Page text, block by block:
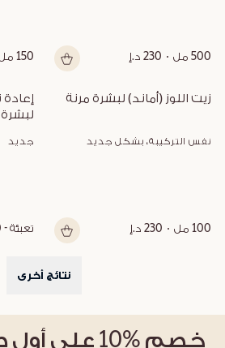
500 مل 230 د.إ 150 مل
زيت اللوز (أماند) لبشرة مرنة
نفس التركيبة، بشكل جديد
100 مل 230 د.إ
لبشرة
جديد
تعبئة - 100 مل
نتائج أخرى
خصم %10 على